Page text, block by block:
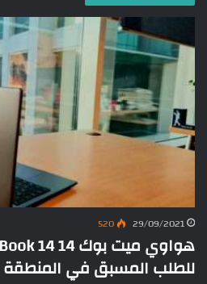
29/09/2021
520
للطلب المسبق في المنطقة